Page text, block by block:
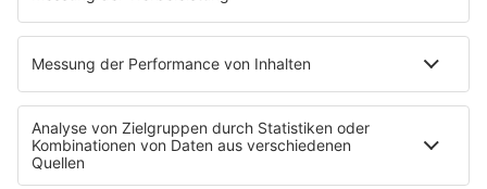
MEIN R.SH
Empfang
R.SH-Shop
Werbung buchen